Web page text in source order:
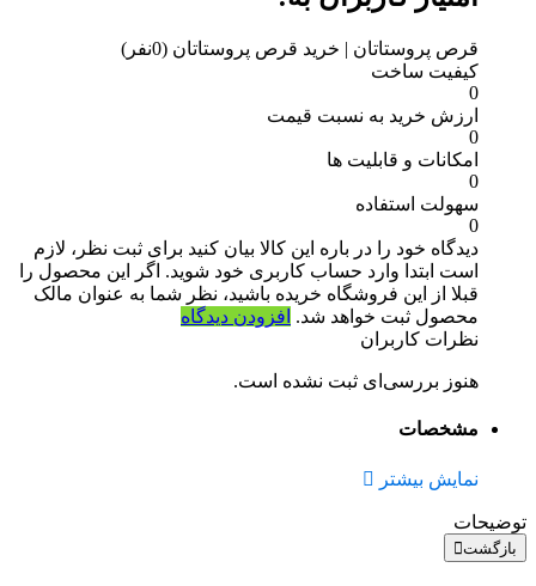
قرص پروستاتان | خرید قرص پروستاتان (0نفر)
کیفیت ساخت
0
ارزش خرید به نسبت قیمت
0
امکانات و قابلیت ها
0
سهولت استفاده
0
دیدگاه خود را در باره این کالا بیان کنید برای ثبت نظر، لازم
است ابتدا وارد حساب کاربری خود شوید. اگر این محصول را
قبلا از این فروشگاه خریده باشید، نظر شما به عنوان مالک
محصول ثبت خواهد شد. افزودن دیدگاه
نظرات کاربران
هنوز بررسی‌ای ثبت نشده است.
مشخصات
نمایش بیشتر
توضیحات
بازگشت